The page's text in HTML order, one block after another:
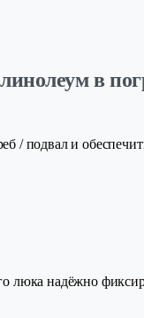
в
/ подвал и
люка надёжно